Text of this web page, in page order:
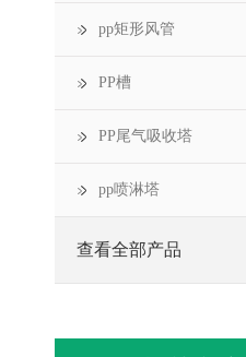
pp矩形风管
PP槽
PP尾气吸收塔
pp喷淋塔
查看全部产品